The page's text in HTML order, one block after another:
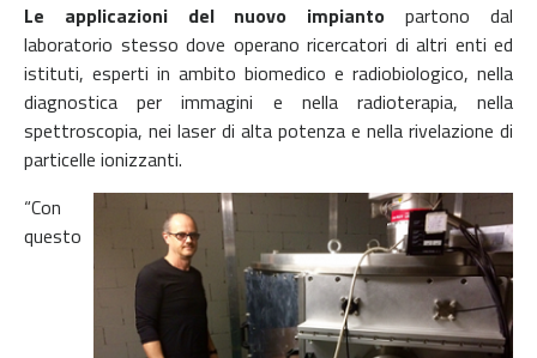
Le applicazioni del nuovo impianto partono dal
laboratorio stesso dove operano ricercatori di altri enti ed
istituti, esperti in ambito biomedico e radiobiologico, nella
diagnostica per immagini e nella radioterapia, nella
spettroscopia, nei laser di alta potenza e nella rivelazione di
particelle ionizzanti.
“Con
questo